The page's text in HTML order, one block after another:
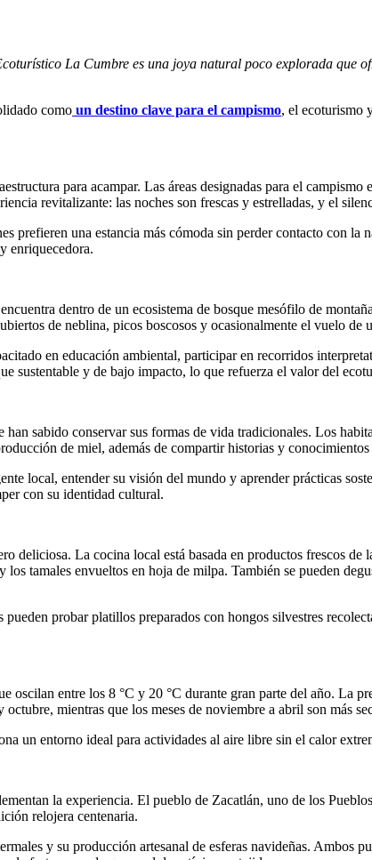
La Cumbre es una joya natural poco explorada que
como un destino clave para el campismo, el ecoturismo
para acampar. Las áreas designadas para el
revitalizante: las noches son frescas y estrelladas, y el
prefieren una estancia más cómoda sin perder contacto con
enriquecedora.
dentro de un ecosistema de bosque mesófilo de
de neblina, picos boscosos y ocasionalmente el vuelo
en educación ambiental, participar en recorridos
sustentable y de bajo impacto, lo que refuerza el valor del
sabido conservar sus formas de vida tradicionales. Los
de miel, además de compartir historias y
local, entender su visión del mundo y aprender prácticas
con su identidad cultural.
deliciosa. La cocina local está basada en productos frescos
tamales envueltos en hoja de milpa. También se pueden
probar platillos preparados con hongos silvestres
entre los 8 °C y 20 °C durante gran parte del año. La
mientras que los meses de noviembre a abril son más
un entorno ideal para actividades al aire libre sin el calor
la experiencia. El pueblo de Zacatlán, uno de los
relojera centenaria.
y su producción artesanal de esferas navideñas. Ambos